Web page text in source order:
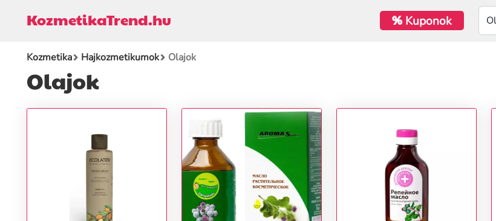
KozmetikaTrend.hu %Kuponok
Kozmetika Hajkozmetikumok Olajok
Olajok